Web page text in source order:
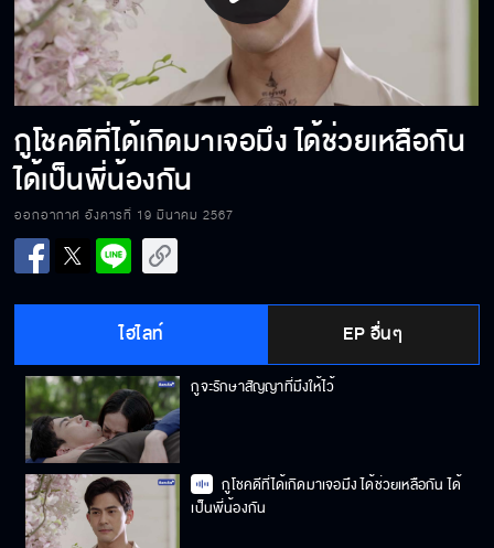
Video
กูโชคดีที่ได้เกิดมาเจอมึง ได้ช่วยเหลือกัน
ได้เป็นพี่น้องกัน
ออกอากาศ อังคารที่ 19 มีนาคม 2567
ไฮไลท์ EP อื่นๆ
กูจะรักษาสัญญาที่มึงให้ไว้
กูโชคดีที่ได้เกิดมาเจอมึง ได้ช่วยเหลือกัน ได้
เป็นพี่น้องกัน